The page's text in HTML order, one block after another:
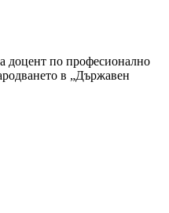
доцент по професионално
в „Държавен